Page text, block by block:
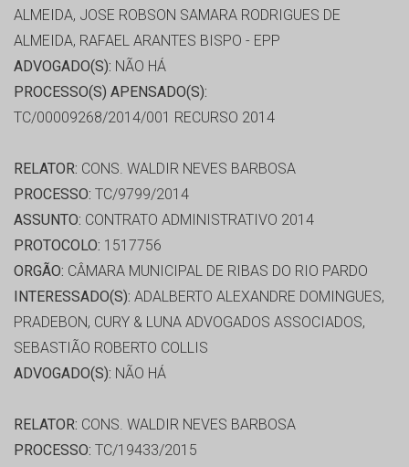
ALMEIDA, JOSE ROBSON SAMARA RODRIGUES DE
ALMEIDA, RAFAEL ARANTES BISPO - EPP
ADVOGADO(S): NÃO HÁ
PROCESSO(S) APENSADO(S):
TC/00009268/2014/001 RECURSO 2014
RELATOR: CONS. WALDIR NEVES BARBOSA
PROCESSO: TC/9799/2014
ASSUNTO: CONTRATO ADMINISTRATIVO 2014
PROTOCOLO: 1517756
ORGÃO: CÂMARA MUNICIPAL DE RIBAS DO RIO PARDO
INTERESSADO(S): ADALBERTO ALEXANDRE DOMINGUES,
PRADEBON, CURY & LUNA ADVOGADOS ASSOCIADOS,
SEBASTIÃO ROBERTO COLLIS
ADVOGADO(S): NÃO HÁ
RELATOR: CONS. WALDIR NEVES BARBOSA
PROCESSO: TC/19433/2015